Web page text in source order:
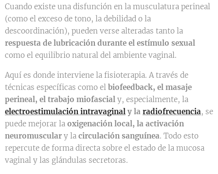
Cuando existe una disfunción en la musculatura perineal
(como el exceso de tono, la debilidad o la
descoordinación), pueden verse alteradas tanto la
respuesta de lubricación durante el estímulo sexual
como el equilibrio natural del ambiente vaginal.
Aquí es donde interviene la fisioterapia. A través de
técnicas específicas como el biofeedback, el masaje
perineal, el trabajo miofascial y, especialmente, la
electroestimulación intravaginal y la radiofrecuencia, se
puede mejorar la oxigenación local, la activación
neuromuscular y la circulación sanguínea. Todo esto
repercute de forma directa sobre el estado de la mucosa
vaginal y las glándulas secretoras.